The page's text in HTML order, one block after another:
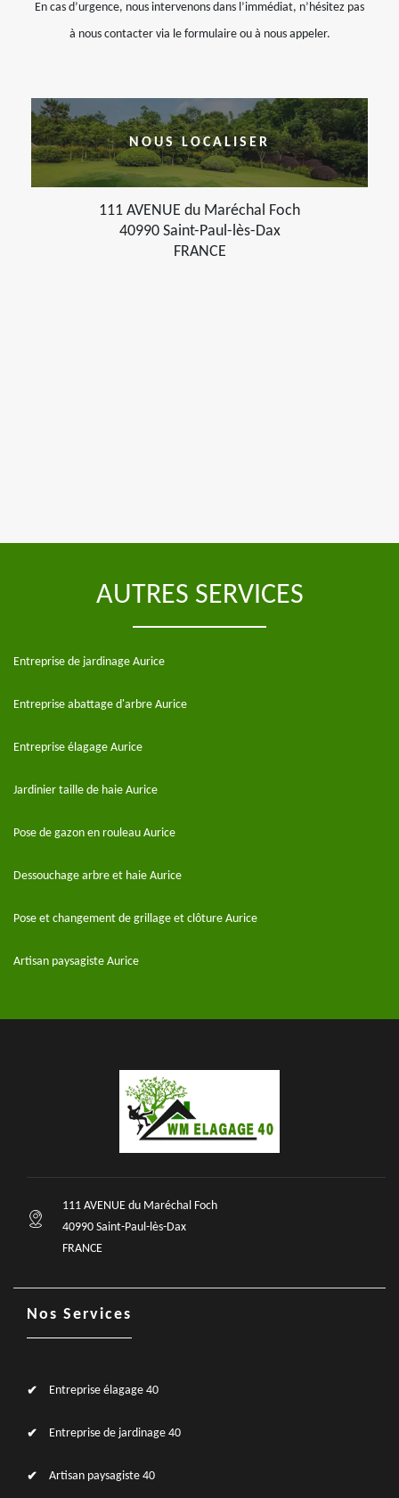
En cas d’urgence, nous intervenons dans l’immédiat, n’hésitez pas
à nous contacter via le formulaire ou à nous appeler.
NOUS LOCALISER
111 AVENUE du Maréchal Foch
40990 Saint-Paul-lès-Dax
FRANCE
AUTRES SERVICES
Entreprise de jardinage Aurice
Entreprise abattage d'arbre Aurice
Entreprise élagage Aurice
Jardinier taille de haie Aurice
Pose de gazon en rouleau Aurice
Dessouchage arbre et haie Aurice
Pose et changement de grillage et clôture Aurice
Artisan paysagiste Aurice
111 AVENUE du Maréchal Foch
40990 Saint-Paul-lès-Dax
FRANCE
Nos Services
Entreprise élagage 40
Entreprise de jardinage 40
Artisan paysagiste 40